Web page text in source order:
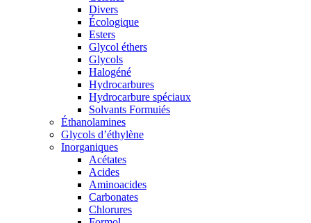
Divers
Écologique
Esters
Glycol éthers
Glycols
Halogéné
Hydrocarbures
Hydrocarbure spéciaux
Solvants Formuiés
Éthanolamines
Glycols d’éthylène
Inorganiques
Acétates
Acides
Aminoacides
Carbonates
Chlorures